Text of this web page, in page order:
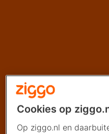
Cookies op
Op ziggo.nl en